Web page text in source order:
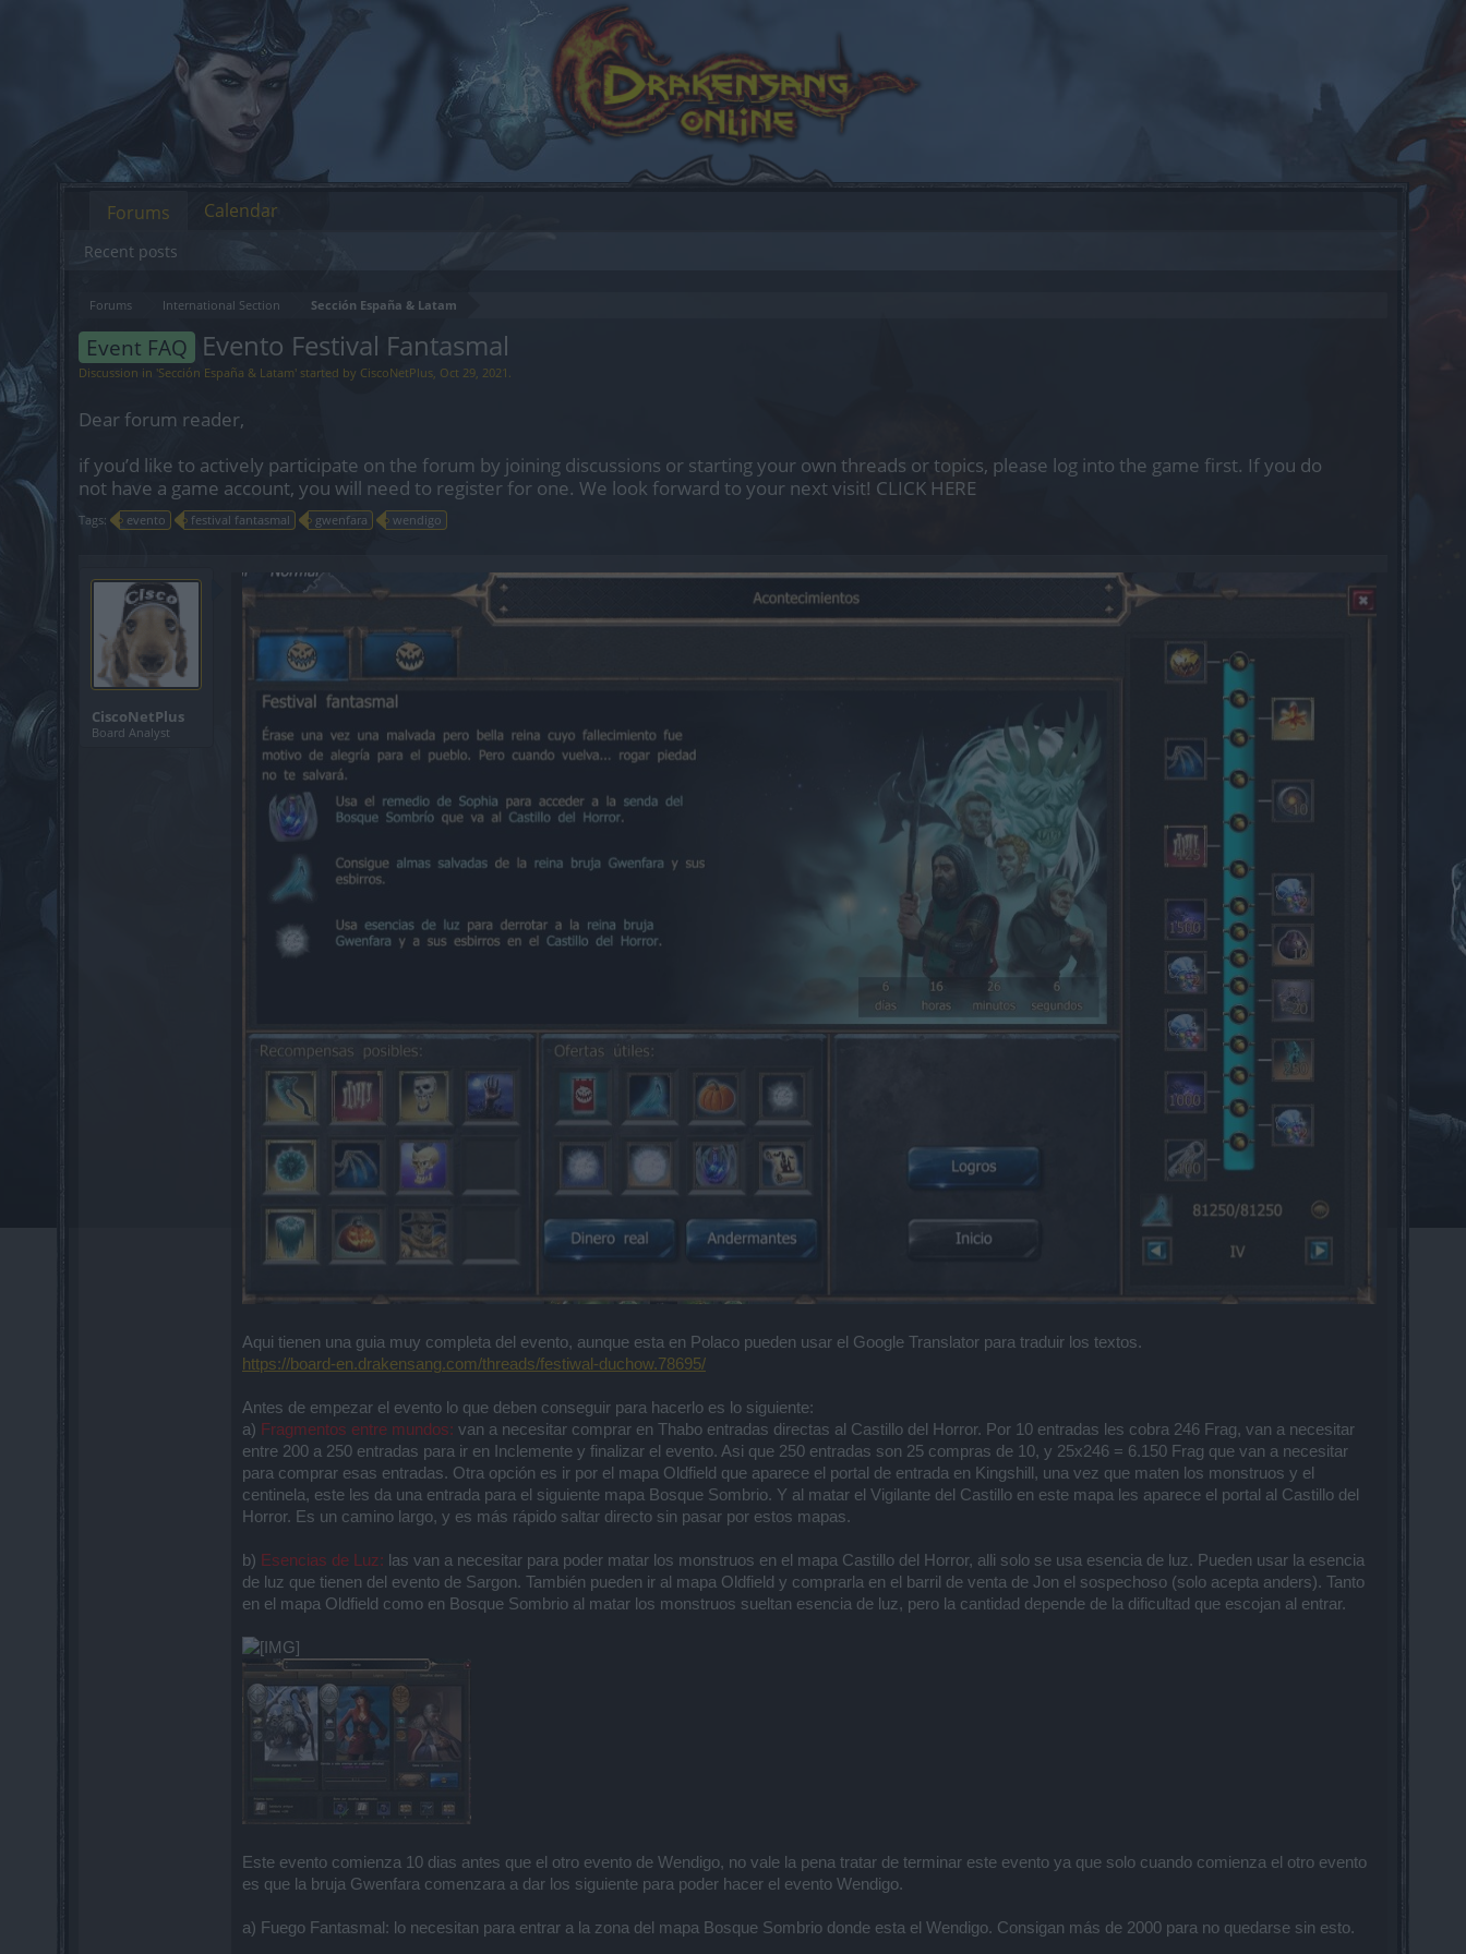
Forums International Section Sección España & Latam
Event FAQ Evento Festival Fantasmal
Discussion in 'Sección España & Latam' started by CiscoNetPlus, Oct 29, 2021 .
Dear forum reader,
if you’d like to actively participate on the forum by joining discussions or starting your own threads or topics, please log into the game first. If you do
not have a game account, you will need to register for one. We look forward to your next visit! CLICK HERE
Tags: evento festival fantasmal gwenfara wendigo
CiscoNetPlus
Board Analyst
Aqui tienen una guia muy completa del evento, aunque esta en Polaco pueden usar el Google Translator para traduir los textos.
https://board-en.drakensang.com/threads/festiwal-duchow.78695/
Antes de empezar el evento lo que deben conseguir para hacerlo es lo siguiente:
a) Fragmentos entre mundos: van a necesitar comprar en Thabo entradas directas al Castillo del Horror. Por 10 entradas les cobra 246 Frag, van a necesitar
entre 200 a 250 entradas para ir en Inclemente y finalizar el evento. Asi que 250 entradas son 25 compras de 10, y 25x246 = 6.150 Frag que van a necesitar
para comprar esas entradas. Otra opción es ir por el mapa Oldfield que aparece el portal de entrada en Kingshill, una vez que maten los monstruos y el
centinela, este les da una entrada para el siguiente mapa Bosque Sombrio. Y al matar el Vigilante del Castillo en este mapa les aparece el portal al Castillo del
Horror. Es un camino largo, y es más rápido saltar directo sin pasar por estos mapas.
b) Esencias de Luz: las van a necesitar para poder matar los monstruos en el mapa Castillo del Horror, alli solo se usa esencia de luz. Pueden usar la esencia
de luz que tienen del evento de Sargon. También pueden ir al mapa Oldfield y comprarla en el barril de venta de Jon el sospechoso (solo acepta anders). Tanto
en el mapa Oldfield como en Bosque Sombrio al matar los monstruos sueltan esencia de luz, pero la cantidad depende de la dificultad que escojan al entrar.
Este evento comienza 10 dias antes que el otro evento de Wendigo, no vale la pena tratar de terminar este evento ya que solo cuando comienza el otro evento
es que la bruja Gwenfara comenzara a dar los siguiente para poder hacer el evento Wendigo.
a) Fuego Fantasmal: lo necesitan para entrar a la zona del mapa Bosque Sombrio donde esta el Wendigo. Consigan más de 2000 para no quedarse sin esto.
Forums
Recent posts
Calendar